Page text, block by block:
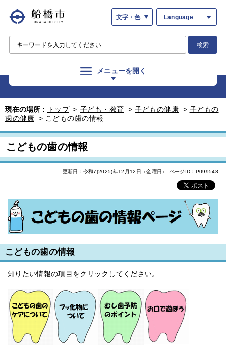
文字・色 Language
検索
メニューを開く
現在の場所 : トップ > 子ども・教育 > 子どもの健康 > 子どもの
歯の健康 > こどもの歯の情報
こどもの歯の情報
更新日：令和7(2025)年12月12日（金曜日） ページID：P099548
こどもの歯の情報
知りたい情報の項目をクリックしてください。